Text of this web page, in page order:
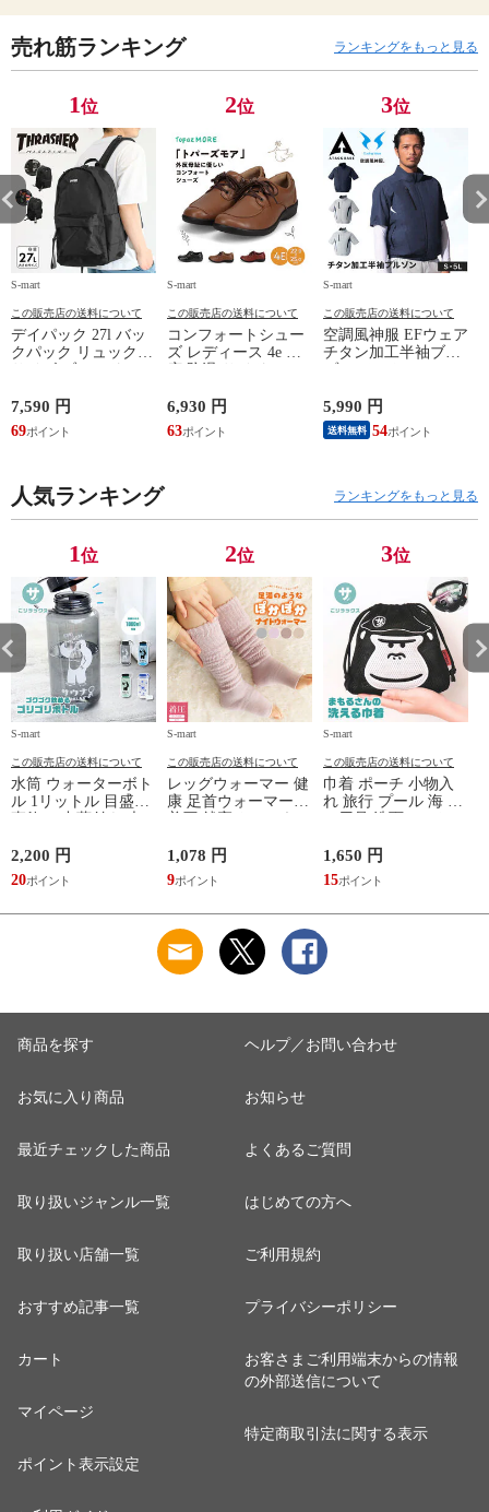
売れ筋ランキング ランキングをもっと見る
1位
S-mart
この販売店の送料について
デイパック 27l バッ
クパック リュック
鞄 機内持ち込み 夏
スラッシャー
THRASHER r1929
7,590 円
69
2位
S-mart
この販売店の送料について
コンフォートシュー
ズ レディース 4e 幅
シューズ 黒 トパー
ズ モア 靴 カジュア
ルシューズ 外反母趾
TOPAZ 1410
6,930 円
63
3位
S-mart
この販売店の送料について
空調風神服 EFウェア
チタン加工半袖ブル
ジャケット 遮熱 作
業服 作業着 上着 ア
タックベース KF100
5,990 円
送料無料 54
人気ランキング ランキングをもっと見る
1位
S-mart
この販売店の送料について
水筒 ウォーターボト
ル 1リットル 目盛り
マイボトル 動物 ア
ニマル ゴリラ ごリ
ラックス ゴリゴリボ
2,200 円
20
2位
S-mart
この販売店の送料について
レッグウォーマー 健
康 足首ウォーマー
ふんわり 足湯のよう
なぽかぽかナイトウ
ォーマー inf-26
1,078 円
9
3位
S-mart
この販売店の送料について
巾着 ポーチ 小物入
れ 旅行 プール 海 バ
サウナ ごリラックス
まもるさんの洗える
巾着 ブラック 黒
1,650 円
15
商品を探す
お気に入り商品
最近チェックした商品
取り扱いジャンル一覧
取り扱い店舗一覧
おすすめ記事一覧
カート
マイページ
ポイント表示設定
ヘルプ／お問い合わせ
お知らせ
よくあるご質問
はじめての方へ
ご利用規約
プライバシーポリシー
お客さまご利用端末からの情報
の外部送信について
特定商取引法に関する表示